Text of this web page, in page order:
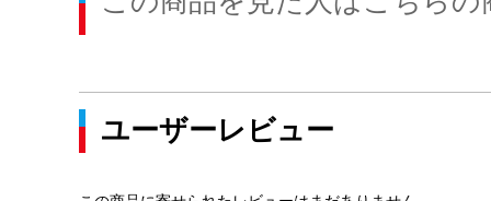
ユーザーレビュー